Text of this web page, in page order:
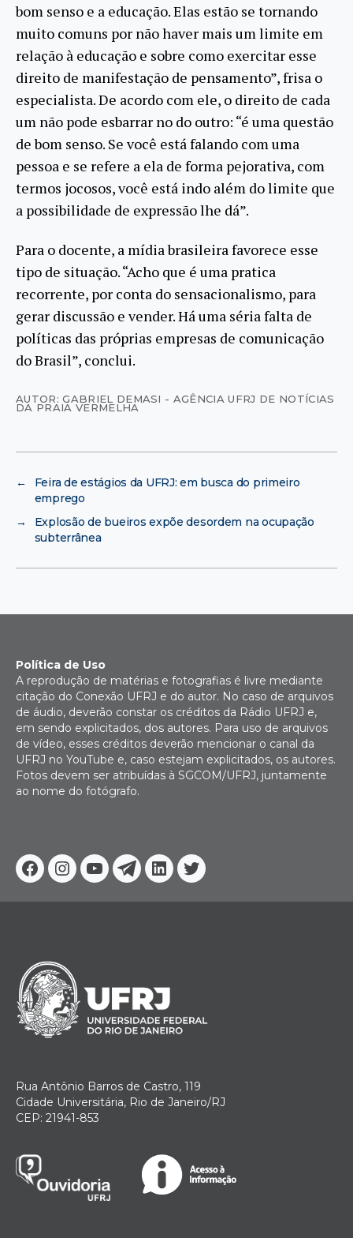
bom senso e a educação. Elas estão se tornando
muito comuns por não haver mais um limite em
relação à educação e sobre como exercitar esse
direito de manifestação de pensamento”, frisa o
especialista. De acordo com ele, o direito de cada
um não pode esbarrar no do outro: “é uma questão
de bom senso. Se você está falando com uma
pessoa e se refere a ela de forma pejorativa, com
termos jocosos, você está indo além do limite que
a possibilidade de expressão lhe dá”.
Para o docente, a mídia brasileira favorece esse
tipo de situação. “Acho que é uma pratica
recorrente, por conta do sensacionalismo, para
gerar discussão e vender. Há uma séria falta de
políticas das próprias empresas de comunicação
do Brasil”, conclui.
AUTOR: GABRIEL DEMASI - AGÊNCIA UFRJ DE NOTÍCIAS
DA PRAIA VERMELHA
←
Feira de estágios da UFRJ: em busca do primeiro
emprego
→
Explosão de bueiros expõe desordem na ocupação
subterrânea
Facebook
Instagram
YoutubeTelegram
Linkedin
Twitter
Política de Uso
A reprodução de matérias e fotografias é livre mediante
citação do Conexão UFRJ e do autor. No caso de arquivos
de áudio, deverão constar os créditos da Rádio UFRJ e,
em sendo explicitados, dos autores. Para uso de arquivos
de vídeo, esses créditos deverão mencionar o canal da
UFRJ no YouTube e, caso estejam explicitados, os autores.
Fotos devem ser atribuídas à SGCOM/UFRJ, juntamente
ao nome do fotógrafo.
Rua Antônio Barros de Castro, 119
Cidade Universitária, Rio de Janeiro/RJ
CEP: 21941-853